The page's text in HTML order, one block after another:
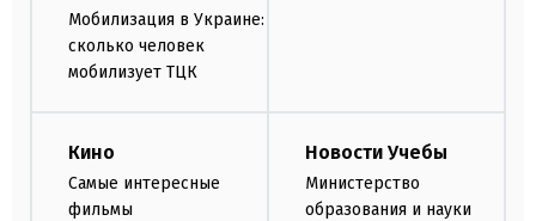
Мобилизация в Украине:
сколько человек
мобилизует ТЦК
Кино
Самые интересные
фильмы
Новости Учебы
Министерство
образования и науки